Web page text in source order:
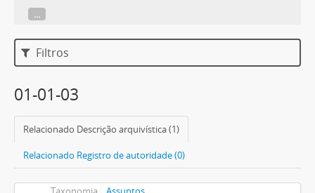
...
Filtros
01-01-03
Relacionado Descrição arquivística (1)
Relacionado Registro de autoridade (0)